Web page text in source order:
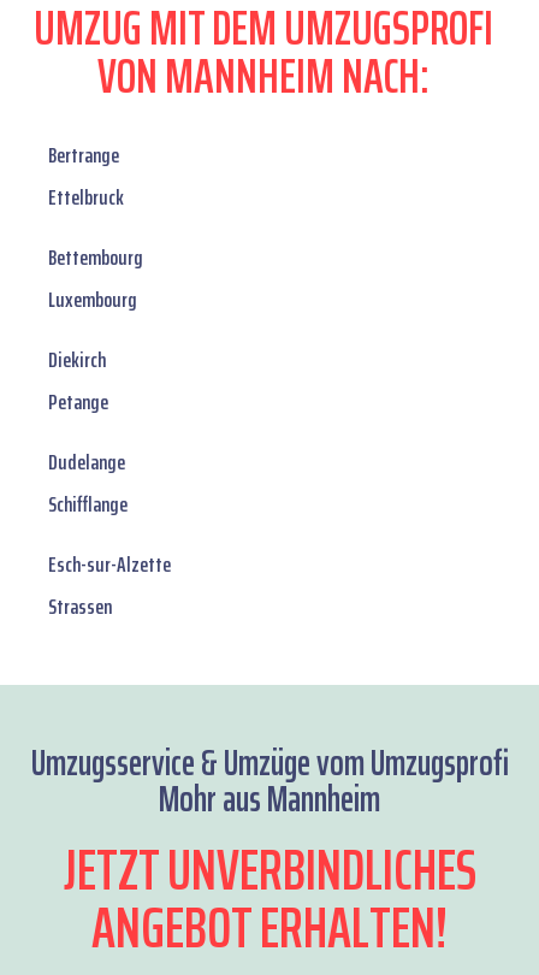
UMZUG MIT DEM UMZUGSPROFI
VON MANNHEIM NACH:
Bertrange
Ettelbruck
Bettembourg
Luxembourg
Diekirch
Petange
Dudelange
Schifflange
Esch-sur-Alzette
Strassen
Umzugsservice & Umzüge vom Umzugsprofi
Mohr aus Mannheim
JETZT UNVERBINDLICHES
ANGEBOT ERHALTEN!